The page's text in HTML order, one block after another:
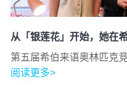
从「银莲花」开始，她在
第五届希伯来语奥林匹克
阅读更多>